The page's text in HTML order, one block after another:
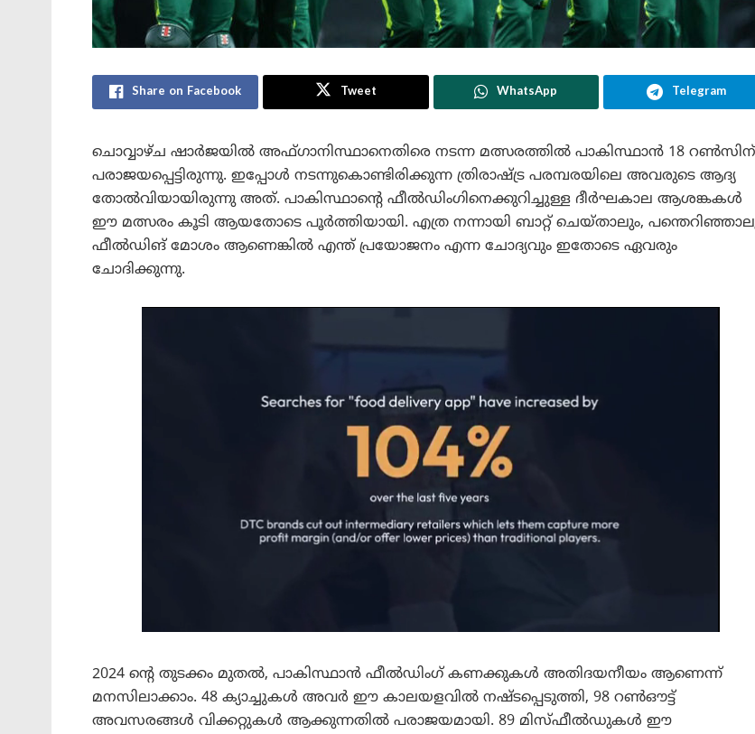
Share on Facebook Tweet WhatsApp Telegram
ചൊവ്വാഴ്ച ഷാർജയിൽ അഫ്ഗാനിസ്ഥാനെതിരെ നടന്ന മത്സരത്തിൽ പാകിസ്ഥാൻ 18 റൺസിന്
പരാജയപ്പെട്ടിരുന്നു. ഇപ്പോൾ നടന്നുകൊണ്ടിരിക്കുന്ന ത്രിരാഷ്ട്ര പരമ്പരയിലെ അവരുടെ ആദ്യ
തോൽവിയായിരുന്നു അത്. പാകിസ്ഥാന്റെ ഫീൽഡിംഗിനെക്കുറിച്ചുള്ള ദീർഘകാല ആശങ്കകൾ
ഈ മത്സരം കൂടി ആയതോടെ പൂർത്തിയായി. എത്ര നന്നായി ബാറ്റ് ചെയ്താലും,
ഫീൽഡിങ് മോശം ആണെങ്കിൽ എന്ത് പ്രയോജനം എന്ന ചോദ്യവും ഇതോടെ ഏവരും
ചോദിക്കുന്നു.
2024 ന്റെ തുടക്കം മുതൽ, പാകിസ്ഥാൻ ഫീൽഡിംഗ് കണക്കുകൾ അതിദയനീയം ആണെന്ന്
മനസിലാക്കാം. 48 ക്യാച്ചുകൾ അവർ ഈ കാലയളവിൽ നഷ്ടപ്പെടുത്തി, 98 റൺഔട്ട്
അവസരങ്ങൾ വിക്കറ്റുകൾ ആക്കുന്നതിൽ പരാജയമായി. 89 മിസ്ഫീൽഡുകൾ ഈ